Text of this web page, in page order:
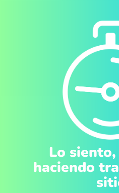
Lo
haciendo